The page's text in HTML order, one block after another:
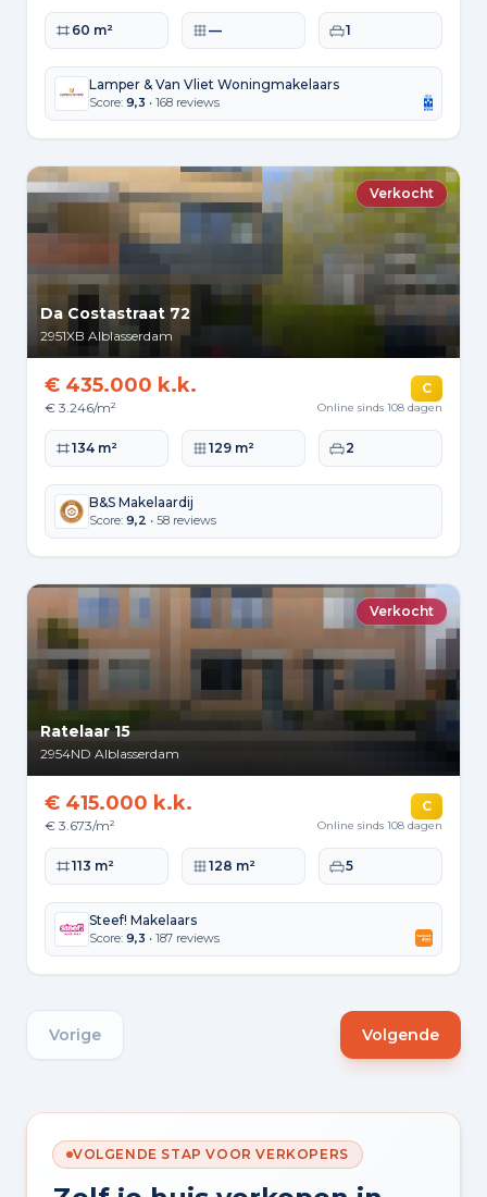
Woonoppervlakte
60 m² Perceeloppervlakte
— Slaapkamers
1
Lamper & Van Vliet Woningmakelaars
Score: 9,3 • 168 reviews
Verkocht
Da Costastraat 72
2951XB Alblasserdam
€ 435.000 k.k.
€ 3.246/m²
C
Online sinds 108 dagen
Woonoppervlakte
134 m² Perceeloppervlakte
129 m² Slaapkamers
2
B&S Makelaardij
Score: 9,2 • 58 reviews
Verkocht
Ratelaar 15
2954ND Alblasserdam
€ 415.000 k.k.
€ 3.673/m²
C
Online sinds 108 dagen
Woonoppervlakte
113 m² Perceeloppervlakte
128 m² Slaapkamers
5
Steef! Makelaars
Score: 9,3 • 187 reviews
Vorige Volgende
VOLGENDE STAP VOOR VERKOPERS